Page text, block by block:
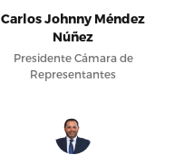
Carlos Johnny Méndez
Núñez
Presidente Cámara de
Representantes